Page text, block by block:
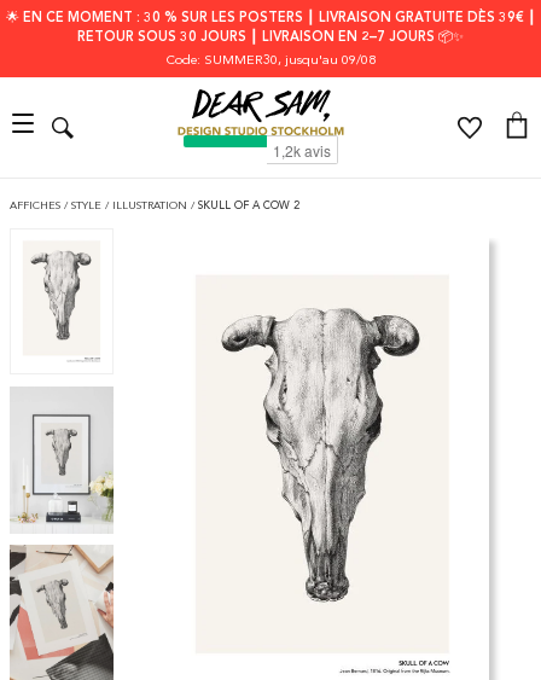
🌟 EN CE MOMENT : 30 % SUR LES POSTERS ┃ LIVRAISON GRATUITE DÈS 39€ ┃
RETOUR SOUS 30 JOURS ┃ LIVRAISON EN 2–7 JOURS 📦✨
Code: SUMMER30, jusqu'au 09/08
AFFICHES / STYLE / ILLUSTRATION / SKULL OF A COW 2